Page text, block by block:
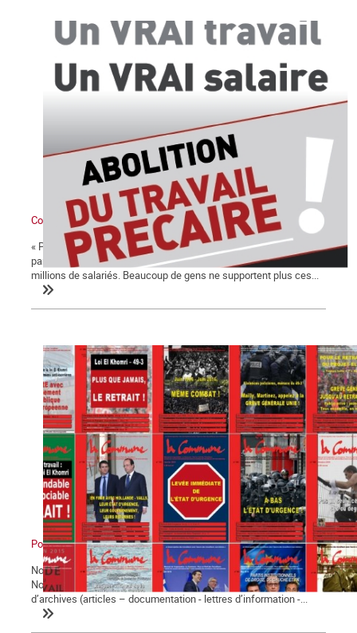
Comment naît le besoin d’un parti des travailleurs
« Personne ne nous représente ». Cet ouvrier de Roubaix sollicité
par le Point 1 à propos des élections exprime la sensation de
millions de salariés. Beaucoup de gens ne supportent plus ces...
Pourquoi militer avec La Commune ?
Notre journal La Commune paraît depuis bientôt vingt-cinq ans.
Notre site web met à la disposition de tous quinze années
d’archives (articles – documentation - lettres d’information -...